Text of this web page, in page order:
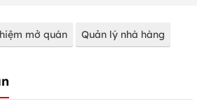
mở quán Quản lý nhà hàng